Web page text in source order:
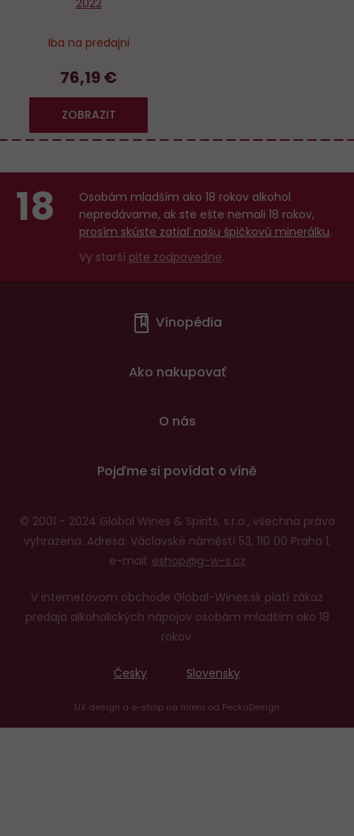
2022
Iba na predajni
76,19 €
ZOBRAZIT
18
Osobám mladším ako 18 rokov alkohol
nepredávame, ak ste ešte nemali 18 rokov,
prosím skúste zatiaľ našu špičkovú minerálku.
Vy starší pite zodpovedne.
Vínopédia
Ako nakupovať
O nás
Pojďme si povídat o víně
© 2001 - 2024 Global Wines & Spirits, s.r.o., všechna práva
vyhrazena. Adresa: Václavské náměstí 53, 110 00 Praha 1,
e-mail: eshop@g-w-s.cz
V internetovom obchode Global-Wines.sk platí zákaz
predaja alkoholických nápojov osobám mladším ako 18
rokov.
Česky Slovensky
UX design a e-shop na mieru od PeckaDesign